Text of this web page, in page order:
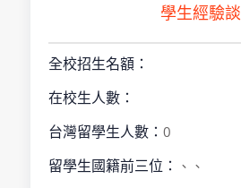
學生經驗談
全校招生名額：
在校生人數：
台灣留學生人數： 0
留學生國籍前三位： 、、